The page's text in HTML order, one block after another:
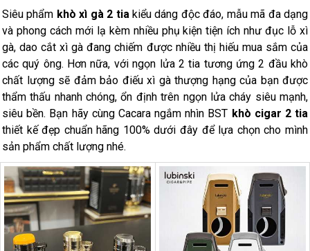
Siêu phẩm khò xì gà 2 tiakiểu dáng độc đáo, mẫu mã đa dạng
và phong cách mới lạ kèm nhiều phụ kiện tiện ích như đục lỗ xì
gà, dao cắt xì gà đang chiếm được nhiều thị hiếu mua sắm của
các quý ông. Hơn nữa, với ngọn lửa 2 tia tương ứng 2 đầu khò
chất lượng sẽ đảm bảo điếu xì gà thượng hạng của bạn được
thẩm thấu nhanh chóng, ổn định trên ngọn lửa cháy siêu mạnh,
siêu bền. Bạn hãy cùng Cacara ngắm nhìn BST khò cigar 2 tia
thiết kế đẹp chuẩn hãng 100% dưới đây để lựa chọn cho mình
sản phẩm chất lượng nhé.